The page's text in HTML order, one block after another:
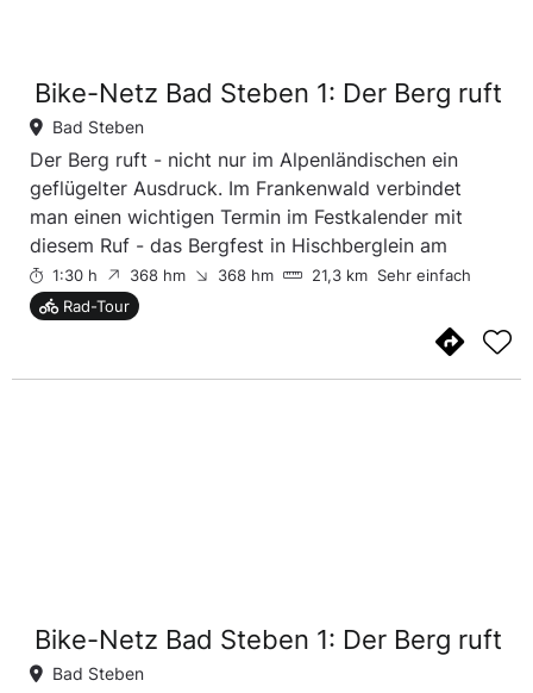
Bike-Netz Bad Steben 1: Der Berg ruft
Bad Steben
Der Berg ruft - nicht nur im Alpenländischen ein
geflügelter Ausdruck. Im Frankenwald verbindet
man einen wichtigen Termin im Festkalender mit
diesem Ruf - das Bergfest in Hischberglein am
Pfingstwwochenende. Der zu diesem Fest
dazugehörige Berg, auf dem sich der Aussichtsturm
1:30 h 368 hm 368 hm 21,3 km Sehr einfach
Rad-Tour
Bike-Netz Bad Steben 1: Der Berg ruft
Bad Steben